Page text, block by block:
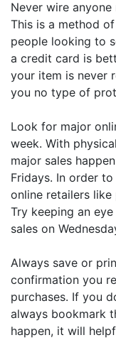
Never wire
This is a method
people looking to
a credit card is
your item is never
you no type of
Look for major
week. With
major sales
Fridays. In order
online retailers like
Try keeping an
sales on
Always save or
confirmation you
purchases. If you
always bookmark
happen, it will